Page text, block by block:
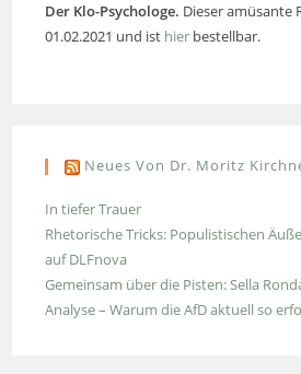
Der Klo-Psychologe. Dieser amüsante
01.02.2021 und ist hier bestellbar.
Neues Von Dr. Moritz
In tiefer Trauer
Rhetorische Tricks: Populistischen
auf DLFnova
Gemeinsam über die Pisten: Sella
Analyse – Warum die AfD aktuell so